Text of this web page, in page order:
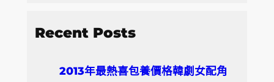
a
Recent Posts
2013年最熱喜包養價格韓劇女配角